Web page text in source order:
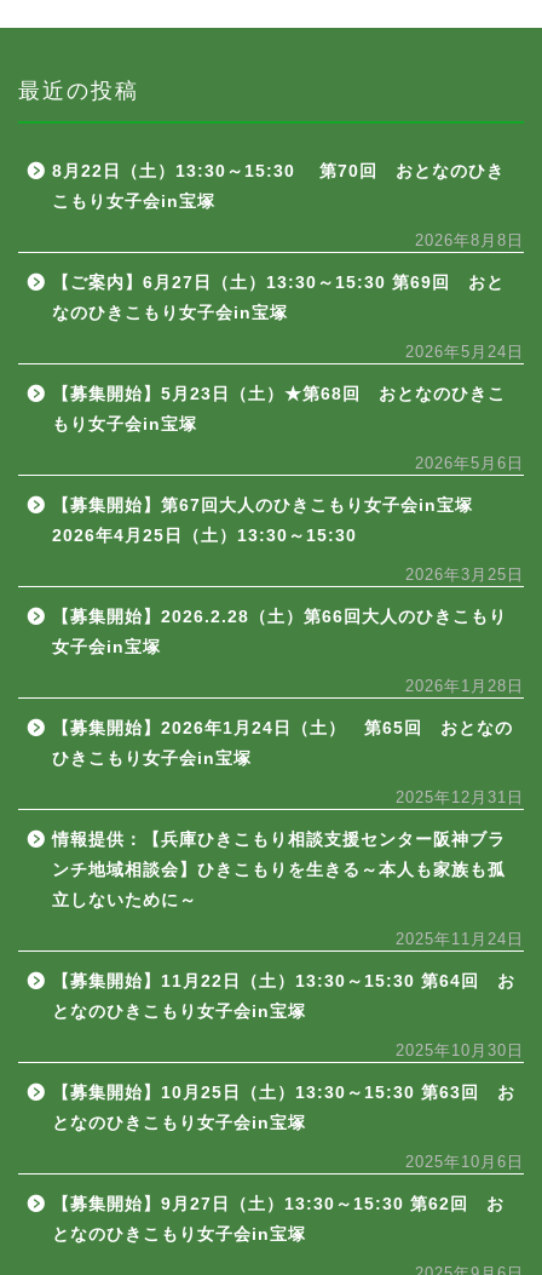
最近の投稿
8月22日（土）13:30～15:30 第70回 おとなのひき
こもり女子会in宝塚
2026年8月8日
【ご案内】6月27日（土）13:30～15:30 第69回 おと
なのひきこもり女子会in宝塚
2026年5月24日
【募集開始】5月23日（土）★第68回 おとなのひきこ
もり女子会in宝塚
2026年5月6日
【募集開始】第67回大人のひきこもり女子会in宝塚
2026年4月25日（土）13:30～15:30
2026年3月25日
【募集開始】2026.2.28（土）第66回大人のひきこもり
女子会in宝塚
2026年1月28日
【募集開始】2026年1月24日（土） 第65回 おとなの
ひきこもり女子会in宝塚
2025年12月31日
情報提供：【兵庫ひきこもり相談支援センター阪神ブラ
ンチ地域相談会】ひきこもりを生きる～本人も家族も孤
立しないために～
2025年11月24日
【募集開始】11月22日（土）13:30～15:30 第64回 お
となのひきこもり女子会in宝塚
2025年10月30日
【募集開始】10月25日（土）13:30～15:30 第63回 お
となのひきこもり女子会in宝塚
2025年10月6日
【募集開始】9月27日（土）13:30～15:30 第62回 お
となのひきこもり女子会in宝塚